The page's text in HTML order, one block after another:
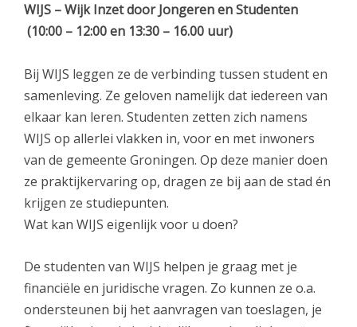
WIJS – Wijk Inzet door Jongeren en Studenten
(10:00 – 12:00 en 13:30 – 16.00 uur)
Bij WIJS leggen ze de verbinding tussen student en
samenleving. Ze geloven namelijk dat iedereen van
elkaar kan leren. Studenten zetten zich namens
WIJS op allerlei vlakken in, voor en met inwoners
van de gemeente Groningen. Op deze manier doen
ze praktijkervaring op, dragen ze bij aan de stad én
krijgen ze studiepunten.
Wat kan WIJS eigenlijk voor u doen?
De studenten van WIJS helpen je graag met je
financiële en juridische vragen. Zo kunnen ze o.a.
ondersteunen bij het aanvragen van toeslagen, je